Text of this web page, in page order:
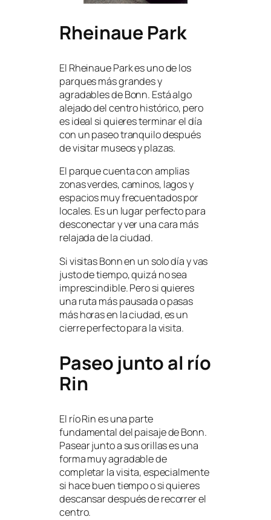
Rheinaue Park
El Rheinaue Park es uno de los
parques más grandes y
agradables de Bonn. Está algo
alejado del centro histórico, pero
es ideal si quieres terminar el día
con un paseo tranquilo después
de visitar museos y plazas.
El parque cuenta con amplias
zonas verdes, caminos, lagos y
espacios muy frecuentados por
locales. Es un lugar perfecto para
desconectar y ver una cara más
relajada de la ciudad.
Si visitas Bonn en un solo día y vas
justo de tiempo, quizá no sea
imprescindible. Pero si quieres
una ruta más pausada o pasas
más horas en la ciudad, es un
cierre perfecto para la visita.
Paseo junto al río
Rin
El río Rin es una parte
fundamental del paisaje de Bonn.
Pasear junto a sus orillas es una
forma muy agradable de
completar la visita, especialmente
si hace buen tiempo o si quieres
descansar después de recorrer el
centro.